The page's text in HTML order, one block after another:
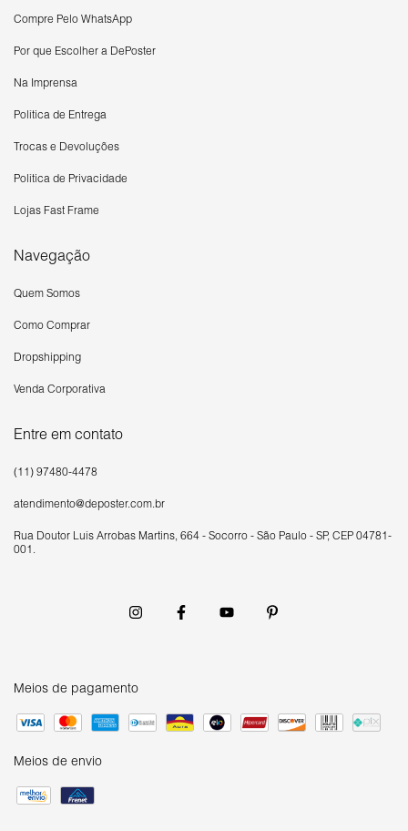
Compre Pelo WhatsApp
Por que Escolher a DePoster
Na Imprensa
Política de Entrega
Trocas e Devoluções
Política de Privacidade
Lojas Fast Frame
Navegação
Quem Somos
Como Comprar
Dropshipping
Venda Corporativa
Entre em contato
(11) 97480-4478
atendimento@deposter.com.br
Rua Doutor Luís Arrobas Martins, 664 - Socorro - São Paulo - SP, CEP 04781-
001.
Meios de pagamento
Meios de envio